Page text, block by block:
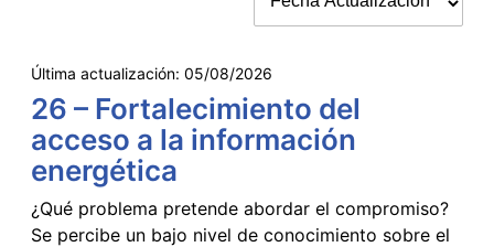
Última actualización: 05/08/2026
26 – Fortalecimiento del
acceso a la información
energética
¿Qué problema pretende abordar el compromiso?
Se percibe un bajo nivel de conocimiento sobre el